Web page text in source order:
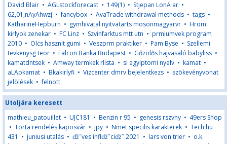
David Blair • AGLstockforecast • 149(1) • Stjepan LonÄ ar •
62,01,nAyAhwzj •fancybox • AvaTrade withdrawal methods • tags •
KatharineHepburn • gymhivatal nyitvatarts mosonmagyarvr • Hrom
kirlyok zenekar • FC Linz • Szvinfarktus mtt utn • prmiumvek program
2010 • Olcs hasznlt gumi • Veszprm praktiker • Pam Byse • Szellemi
tevkenysg teor • Falcon Banka Budapest • Gőzölős hajvasaló babyliss •
kamatdntsek • Amway termkek rlista • si egyiptomi nyelv • kamat •
aLApkamat • Bkakirlyfi • Vizcenter dmrv bejelentkezs • szökevényvonat
jelölések •felnott
Utoljára keresett
mathieu_patouillet • UJC181 • Benzin r 95 • genesis rszvny • 49ers Shop
• Torta rendelés kaposvár • jpy • Nmet specilis karakterek • Tech hu
431 • juniusi utalás • ďż˝ves inflďż˝ciďż˝ 2021 • lars von trier • o.k.